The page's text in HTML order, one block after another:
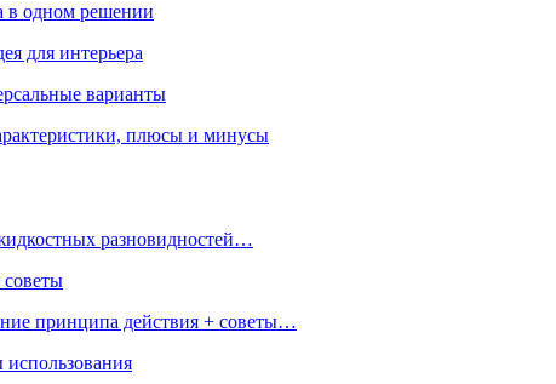
в одном решении
для интерьера
варианты
плюсы и минусы
разновидностей…
принципа действия + советы…